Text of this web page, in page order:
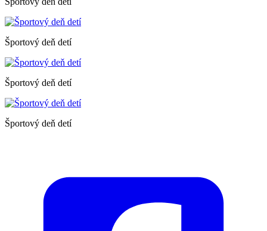
Športový deň detí
Športový deň detí
Športový deň detí